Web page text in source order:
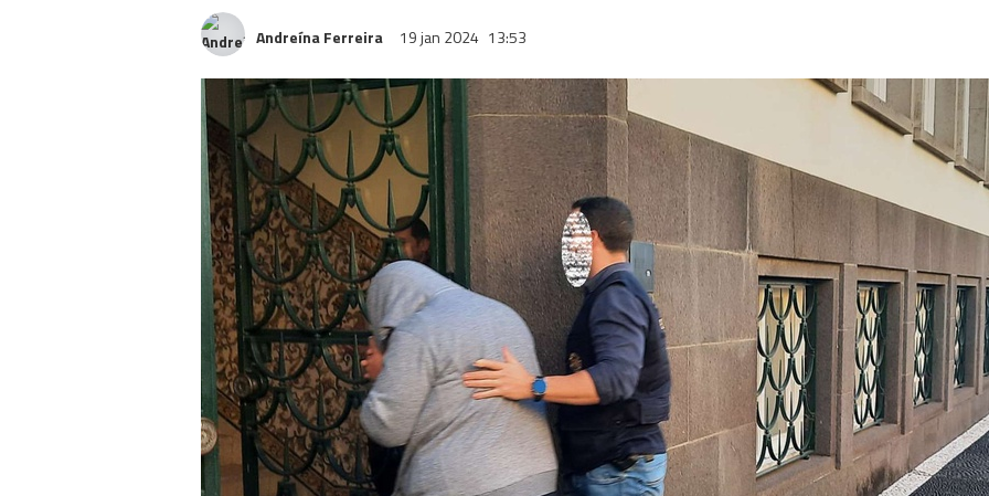
Andreína Ferreira 19 jan 2024 13:53